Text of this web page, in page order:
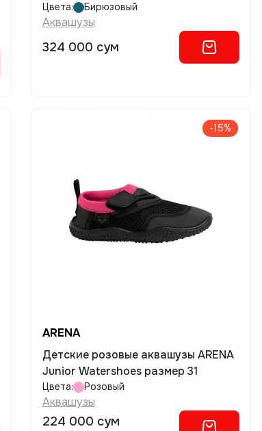
Цвета: Бирюзовый
Аквашузы
324 000 сум
-15%
ARENA
Детские розовые аквашузы ARENA
Junior Watershoes размер 31
Цвета: Розовый
Аквашузы
224 000 сум